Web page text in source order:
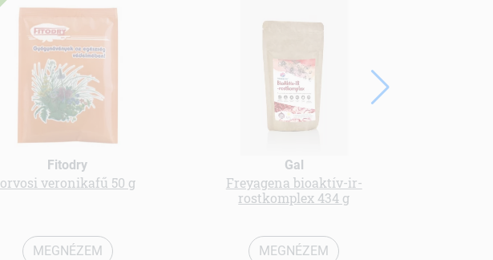
Fitodry
orvosi veronikafű 50 g
MEGNÉZEM
Gal
Freyagena bioaktív-ir-
rostkomplex 434 g
MEGNÉZEM